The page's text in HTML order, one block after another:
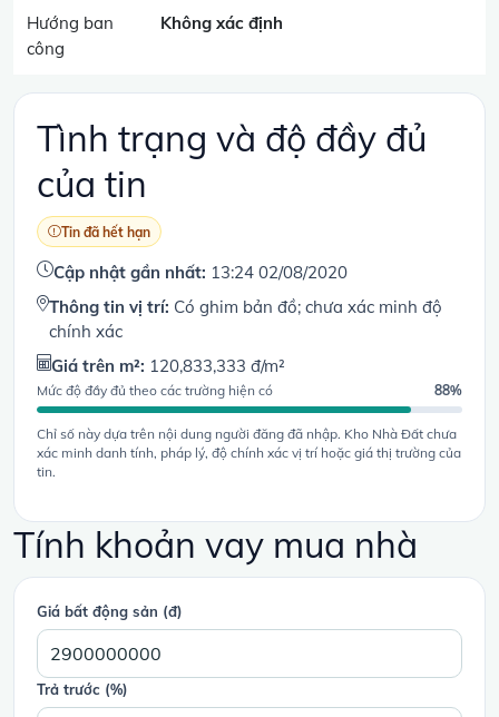
Hướng ban
công
Không xác định
Tình trạng và độ đầy đủ
của tin
Tin đã hết hạn
Cập nhật gần nhất: 13:24 02/08/2020
Thông tin vị trí: Có ghim bản đồ; chưa xác minh độ
chính xác
Giá trên m²: 120,833,333 đ/m²
Mức độ đầy đủ theo các trường hiện có 88%
Chỉ số này dựa trên nội dung người đăng đã nhập. Kho Nhà Đất chưa
xác minh danh tính, pháp lý, độ chính xác vị trí hoặc giá thị trường của
tin.
Tính khoản vay mua nhà
Giá bất động sản (đ)
Trả trước (%)